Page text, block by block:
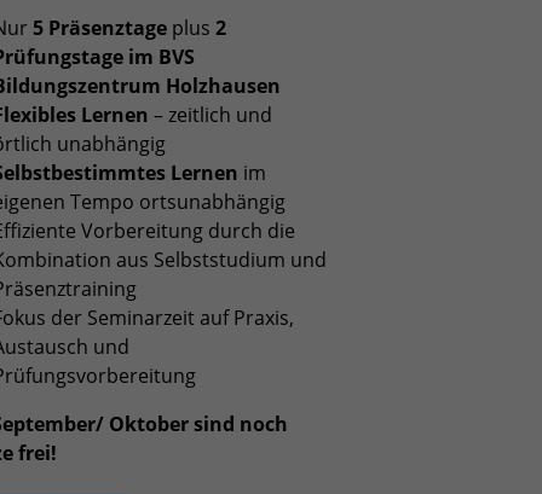
5 Präsenztage plus 2
im BVS
Holzhausen
Lernen – zeitlich und
unabhängig
Lernen im
Tempo ortsunabhängig
Vorbereitung durch die
aus Selbststudium und
der Seminarzeit auf Praxis,
und
Oktober sind noch
frei!